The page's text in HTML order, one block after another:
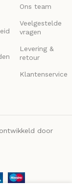
Ons team
Veelgestelde
vragen
Levering &
retour
Klantenservice
door